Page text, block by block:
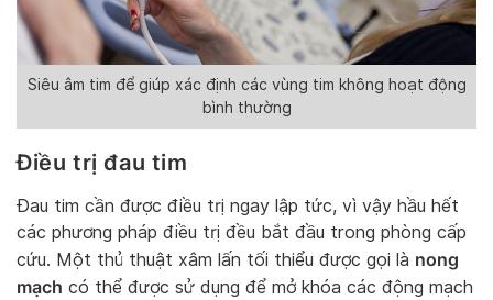
Siêu âm tim để giúp xác định các vùng tim không hoạt động
bình thường
Điều trị đau tim
Đau tim cần được điều trị ngay lập tức, vì vậy hầu hết
các phương pháp điều trị đều bắt đầu trong phòng cấp
cứu. Một thủ thuật xâm lấn tối thiểu được gọi là nong
mạch có thể được sử dụng để mở khóa các động mạch